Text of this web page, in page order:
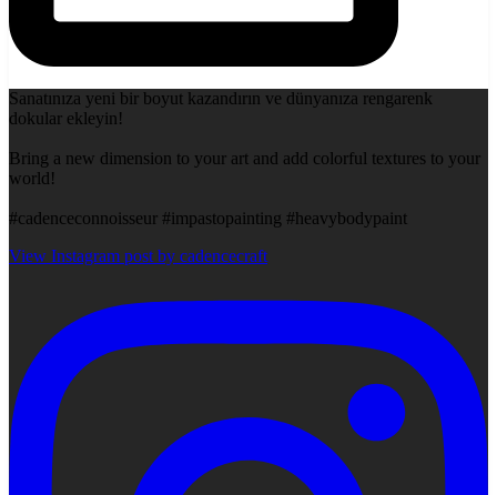
Sanatınıza yeni bir boyut kazandırın ve dünyanıza rengarenk
dokular ekleyin!
Bring a new dimension to your art and add colorful textures to your
world!
#cadenceconnoisseur #impastopainting #heavybodypaint
View Instagram post by cadencecraft